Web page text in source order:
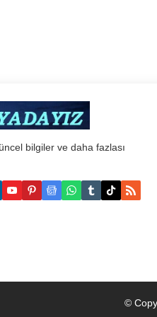
bilgiler ve daha fazlası
©